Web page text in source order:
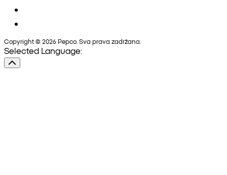
Copyright © 2026 Pepco. Sva prava zadržana.
Selected Language: